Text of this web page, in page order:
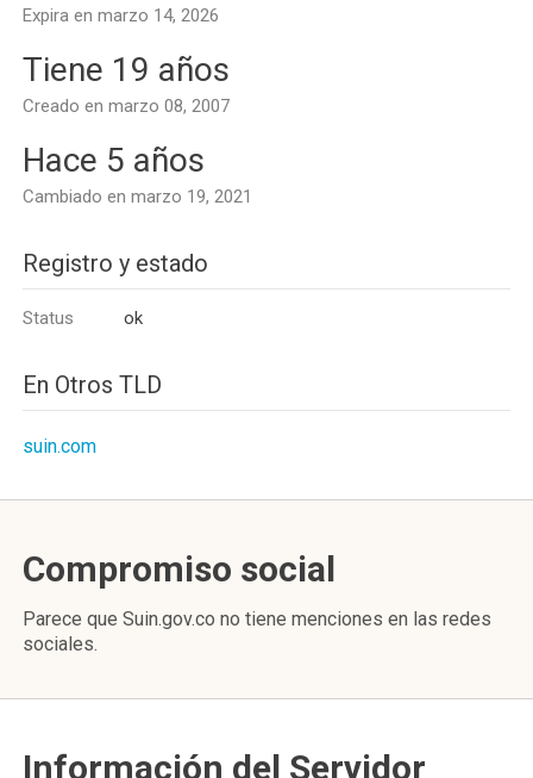
Expira en marzo 14, 2026
Tiene 19 años
Creado en marzo 08, 2007
Hace 5 años
Cambiado en marzo 19, 2021
Registro y estado
Status ok
En Otros TLD
suin.com
Compromiso social
Parece que Suin.gov.co no tiene menciones en las redes
sociales.
Información del Servidor